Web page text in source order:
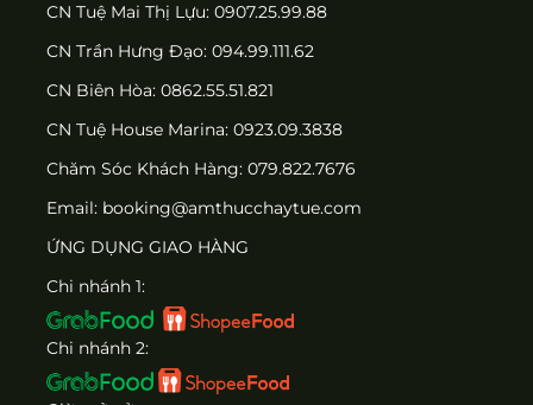
CN Tuệ Mai Thị Lựu: 0907.25.99.88
CN Trần Hưng Đạo: 094.99.111.62
CN Biên Hòa: 0862.55.51.821
CN Tuệ House Marina: 0923.09.3838
Chăm Sóc Khách Hàng: 079.822.7676
Email: booking@amthucchaytue.com
ỨNG DỤNG GIAO HÀNG
Chi nhánh 1:
Chi nhánh 2: